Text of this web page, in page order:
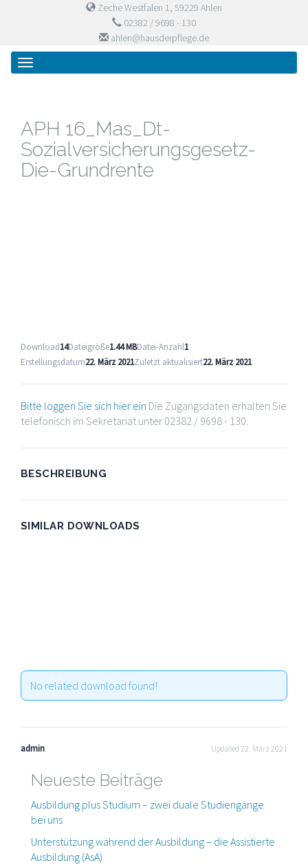
Zeche Westfalen 1, 59229 Ahlen
02382 / 9698 - 130
ahlen@hausderpflege.de
Primary
Menu
Skip
Haus der Pflege
APH 16_Mas_Dt-
Sozialversicherungsgesetz-
Die-Grundrente
Download14Dateigröße1.44 MBDatei-Anzahl1
Erstellungsdatum22. März 2021Zuletzt aktualisiert22. März 2021
Bitte loggen Sie sich hier ein Die Zugangsdaten erhalten Sie
telefonisch im Sekretariat unter 02382 / 9698 - 130.
BESCHREIBUNG
SIMILAR DOWNLOADS
No related download found!
admin Updated 22. März 2021
Neueste Beiträge
Ausbildung plus Studium – zwei duale Studiengänge
bei uns
Unterstützung während der Ausbildung – die Assistierte
Ausbildung (AsA)